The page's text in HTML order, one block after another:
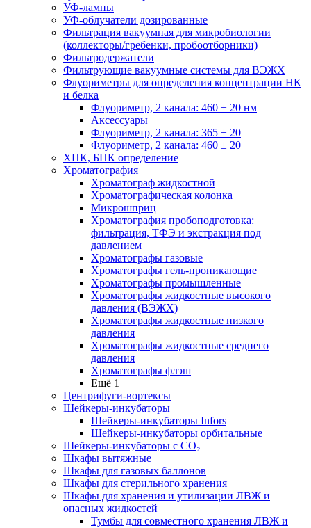
УФ-лампы
УФ-облучатели дозированные
Фильтрация вакуумная для микробиологии
(коллекторы/гребенки, пробоотборники)
Фильтродержатели
Фильтрующие вакуумные системы для ВЭЖХ
Флуориметры для определения концентрации НК
и белка
Флуориметр, 2 канала: 460 ± 20 нм
Аксессуары
Флуориметр, 2 канала: 365 ± 20
Флуориметр, 2 канала: 460 ± 20
ХПК, БПК определение
Хроматография
Хроматограф жидкостной
Хроматографическая колонка
Микрошприц
Хроматография пробоподготовка:
фильтрация, ТФЭ и экстракция под
давлением
Хроматографы газовые
Хроматографы гель-проникающие
Хроматографы промышленные
Хроматографы жидкостные высокого
давления (ВЭЖХ)
Хроматографы жидкостные низкого
давления
Хроматографы жидкостные среднего
давления
Хроматографы флэш
Ещё 1
Центрифуги-вортексы
Шейкеры-инкубаторы
Шейкеры-инкубаторы Infors
Шейкеры-инкубаторы орбитальные
Шейкеры-инкубаторы с CО₂
Шкафы вытяжные
Шкафы для газовых баллонов
Шкафы для стерильного хранения
Шкафы для хранения и утилизации ЛВЖ и
опасных жидкостей
Тумбы для совместного хранения ЛВЖ и